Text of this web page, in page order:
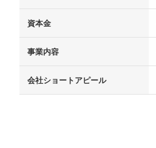
資本金
事業内容
会社ショートアピール